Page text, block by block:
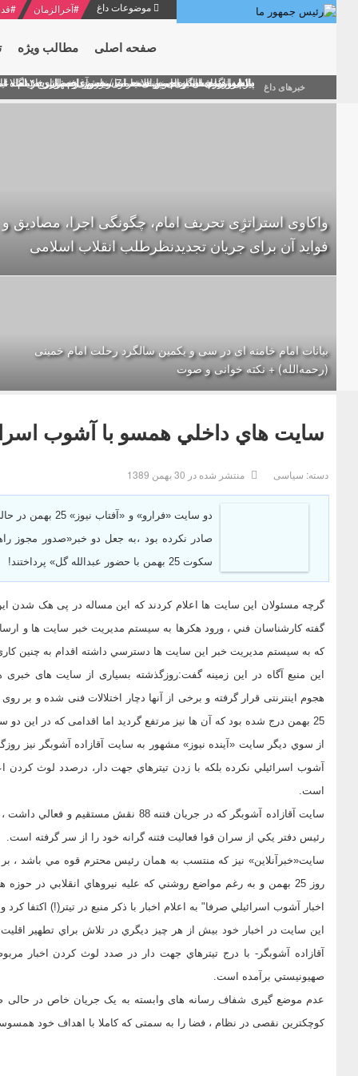
موضوعات داغ #آخرالزمان #
صفحه اصلی مطالب ویژه
خبرهای داغ منشور گفتمان امام و انقلاب - 7 /بخش دوم : شرح پیام ۱۰ خرداد ۱۳۶۹ امام خامنه ای/ فصل پنجم: حفظ عزّت و کرامت انقلابی
بازخوانی افشاگری سپهبد محمود منصور افسر ارشد
دلایل اهمیت سیزدهمین انتخابات ریاست جمهوری از نگاه
بیانات امام خامنه ای در سخنرانی نوروزی خطاب به ملت
پیام نوروزی امام خامنه ای به مناسبت آغاز سال ۱۴۰۰
واکاوی استراتژِی تحریف امام، چگونگی اجرا، مصادیق و
فواید آن برای جریان تجدیدنظرطلب انقلاب اسلامی
بیانات امام خامنه ای در سی و یکمین سالگرد رحلت امام خمینی
(رحمه‌الله) + نکته خوانی و صوت
سايت هاي داخلي همسو با آشوب
دسته: سیاسی منتشر شده در 30 بهمن 1389
دو سایت «فرارو»
سکوت 25 بهمن با حضور عبدالله گل» پرداختند!
گرچه مسئولان این سایت ها اعلام کردند که این مساله در پی هک شدن
گفته كارشناسان فني ، ورود هكرها به سيستم مديريت خبر سايت ها و
كه به سيستم مديريت خبر اين سايت ها دسترسي داشته اقدام به چنين
این منبع آگاه در این زمینه گفت:روزگذشته بسیاری از سایت های خبری
هجوم اینترنتی قرار گرفته و برخی از آنها دچار اختلالات فنی شده و بر
25 بهمن درج شده بود که آن ها نیز مرتفع گردید اما اقدامی که در این دو سایت انجام گرفته بارگذاری خبر بوده است.
از سوي ديگر سایت «آینده نیوز» مشهور به سایت آقازاده آشوبگر نیز
آشوب اسرائيلي نكرده بلكه با زدن تيترهاي جهت دار، درصدد لوث كردن
است.
سايت آقازاده آشوبگر كه در جريان فتنه
رئيس دفتر يكي از سران قوا فعاليت فتنه گرانه خود را از سر گرفته است.
سایت«خبرآنلاین» نيز كه منتسب به همان رئيس محترم قوه مي باشد ،
روز 25 بهمن و به رغم مواضع روشني كه عليه نيروهاي انقلابي
اخبار آشوب اسرائيلي صرفا" به اعلام اخبار با ذكر منبع در تيتر(!) اكتفا
اين سايت در اخبار خود بيش از هر چيز ديگري در تلاش براي تطهير
آقازاده آشوبگر- با درج تيترهاي جهت دار در صدد لوث كردن اخبار
صهيونيستي برآمده است.
عدم موضع گیری شفاف رسانه های وابسته به یک جریان خاص در حالی
کوچکترین نقصی در نظام ، فضا را به سمتی که کاملا با اهداف خود